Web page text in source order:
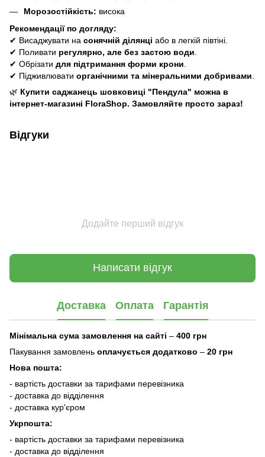
Морозостійкість: висока
Рекомендації по догляду:
✔ Висаджувати на сонячній ділянці або в легкій півтіні.
✔ Поливати регулярно, але без застою води
✔ Обрізати для підтримання форми крони
✔ Підживлювати органічними та мінеральними добривами
🌿 Купити саджанець шовковиці "Пендула" можна в
інтернет-магазині FloraShop. Замовляйте просто зараз!
Відгуки
Додайте перший відгук
Написати відгук
Доставка Оплата Гарантія
Мінімальна сума замовлення на сайті – 400 грн
Пакування замовлень оплачується додатково – 20 грн
Нова пошта:
- вартість доставки за тарифами перевізника
- доставка до відділення
- доставка кур'єром
Укрпошта:
- вартість доставки за тарифами перевізника
- доставка до відділення